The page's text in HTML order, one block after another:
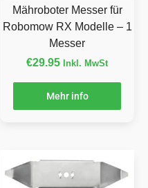
Mähroboter Messer für
Robomow RX Modelle – 1
Messer
€29.95 Inkl. MwSt
Mehr info